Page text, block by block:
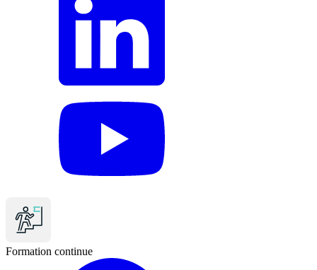
Formation continue